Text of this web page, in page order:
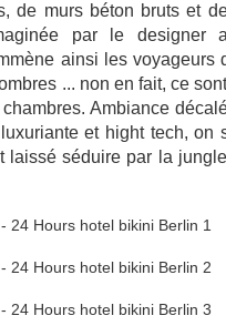
de murs béton bruts et
par le designer
ainsi les voyageurs
... non en fait, ce
Ambiance
et hight tech, on
laissé séduire par la